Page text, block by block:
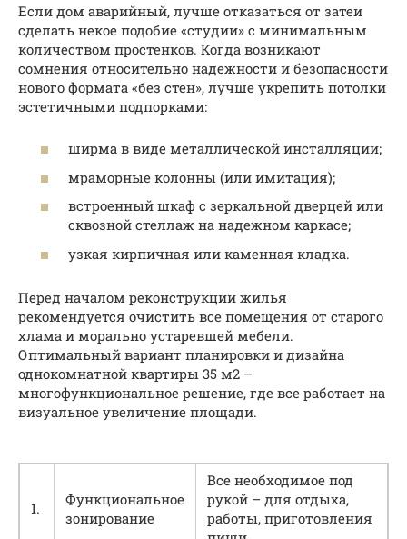
Если дом аварийный, лучше отказаться от затеи
сделать некое подобие «студии» с минимальным
количеством простенков. Когда возникают
сомнения относительно надежности и безопасности
нового формата «без стен», лучше укрепить потолки
эстетичными подпорками:
ширма в виде металлической инсталляции;
мраморные колонны (или имитация);
встроенный шкаф с зеркальной дверцей или
сквозной стеллаж на надежном каркасе;
узкая кирпичная или каменная кладка.
Перед началом реконструкции жилья
рекомендуется очистить все помещения от старого
хлама и морально устаревшей мебели.
Оптимальный вариант планировки и дизайна
однокомнатной квартиры 35 м2 –
многофункциональное решение, где все работает на
визуальное увеличение площади.
1.
Функциональное
зонирование
Все необходимое под
рукой – для отдыха,
работы, приготовления